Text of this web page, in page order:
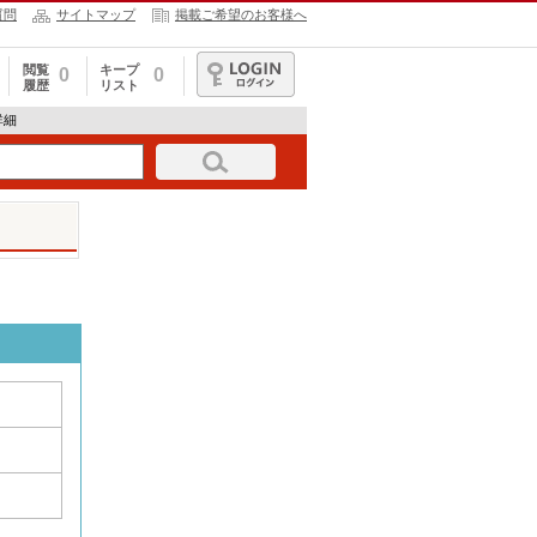
問 サイトマップ 掲載ご希望のお客様へ
閲覧
履歴
0
キープ
リスト
0
ログイン
細